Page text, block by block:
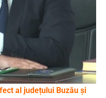
al județului Buzău și